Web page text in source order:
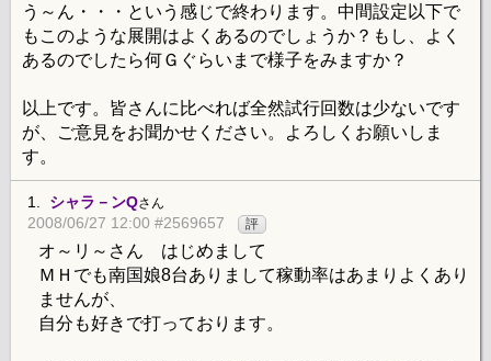
う～ん・・・という感じで終わります。中間設定以下で
もこのような展開はよくあるのでしょうか？もし、よく
あるのでしたら何Ｇぐらいまで様子をみますか？
以上です。皆さんに比べれば全然試行回数は少ないです
が、ご意見をお聞かせください。よろしくお願いしま
す。
1. シャラ－ンQさん
2008/06/27 12:00 #2569657 評
オ～リ～さん はじめまして
ＭＨでも南国娘8台ありまして稼動率はあまりよくあり
ませんが、
自分も好きで打っております。